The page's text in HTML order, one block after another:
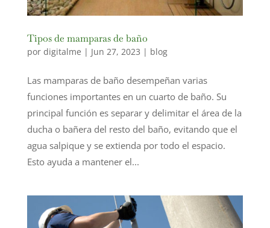
Tipos de mamparas de baño
por digitalme | Jun 27, 2023 | blog
Las mamparas de baño desempeñan varias
funciones importantes en un cuarto de baño. Su
principal función es separar y delimitar el área de la
ducha o bañera del resto del baño, evitando que el
agua salpique y se extienda por todo el espacio.
Esto ayuda a mantener el...